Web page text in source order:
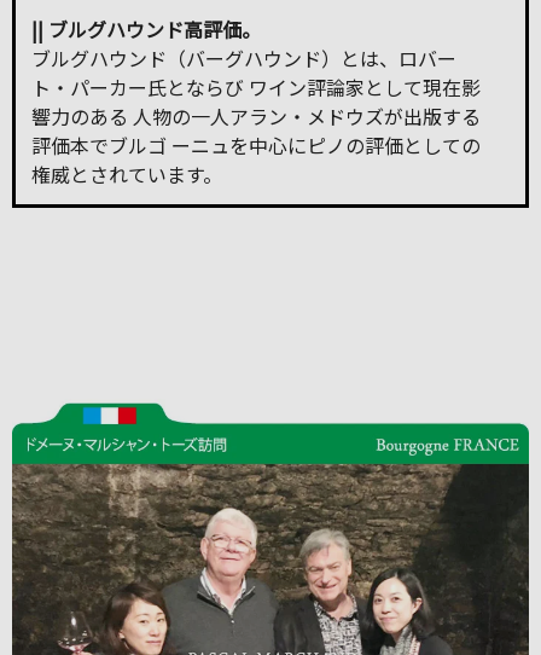
|| ブルグハウンド高評価。
ブルグハウンド（バーグハウンド）とは、ロバー
ト・パーカー氏とならび ワイン評論家として現在影
響力のある 人物の一人アラン・メドウズが出版する
評価本でブルゴ ーニュを中心にピノの評価としての
権威とされています。